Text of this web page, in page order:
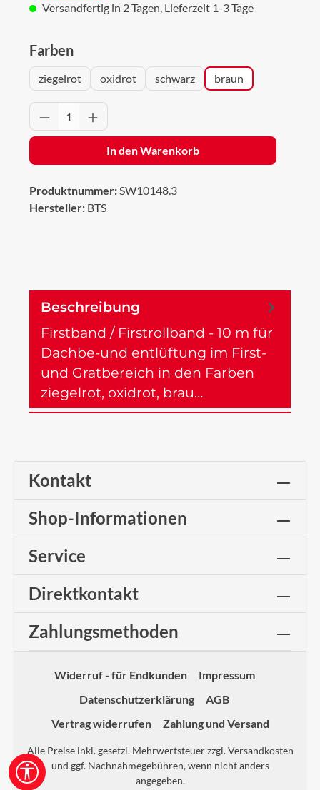
Versandfertig in 2 Tagen, Lieferzeit 1-3 Tage
Farbenauswählen
ziegelrot oxidrot schwarz braun
Produkt Anzahl: Gib den gewünschten
In den Warenkorb
Produktnummer:SW10148.3
Hersteller: BTS
Beschreibung
Firstband / Firstrollband - 10 m für
Dachbe-und entlüftung im First-
und Gratbereich in den Farben
ziegelrot, oxidrot, brau…
Kontakt
Shop-Informationen
Service
Direktkontakt
Zahlungsmethoden
Widerruf - für Endkunden
Impressum
Datenschutzerklärung
AGB
Vertrag widerrufen
Zahlung und Versand
Alle Preise inkl. gesetzl. Mehrwertsteuer zzgl.Versandkosten
und ggf. Nachnahmegebühren, wenn nicht anders
angegeben.
Werkzeugleiste anzeigen